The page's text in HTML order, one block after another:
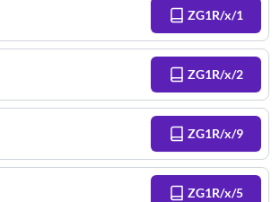
ZG1R/x/1
ZG1R/x/2
ZG1R/x/9
ZG1R/x/5